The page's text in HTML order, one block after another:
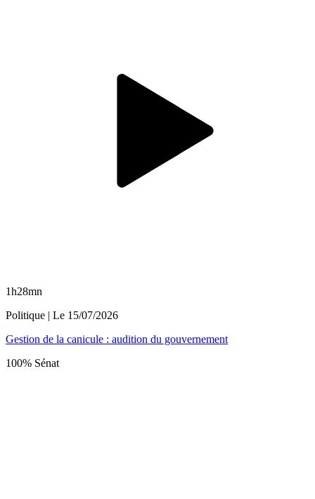
1h28mn
Politique | Le 15/07/2026
Gestion de la canicule : audition du gouvernement
100% Sénat